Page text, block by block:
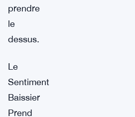
prendre
le
dessus.
Le
Sentiment
Baissier
Prend